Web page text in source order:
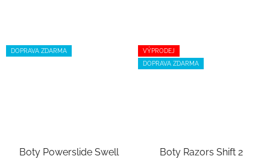
DOPRAVA ZDARMA
Boty Powerslide Swell
VÝPRODEJ
DOPRAVA ZDARMA
Boty Razors Shift 2